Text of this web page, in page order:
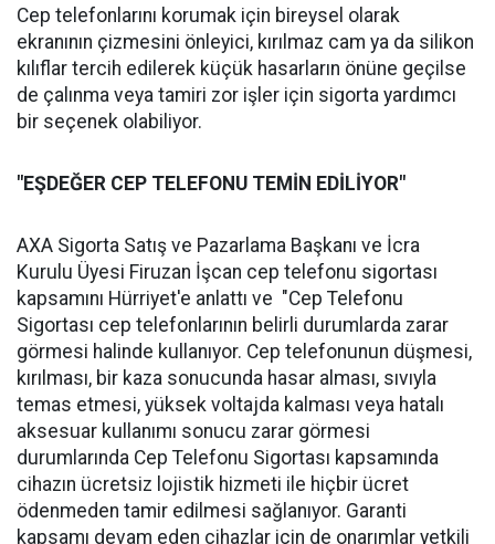
Cep telefonlarını korumak için bireysel olarak
ekranının çizmesini önleyici, kırılmaz cam ya da silikon
kılıflar tercih edilerek küçük hasarların önüne geçilse
de çalınma veya tamiri zor işler için sigorta yardımcı
bir seçenek olabiliyor.
"EŞDEĞER CEP TELEFONU TEMİN EDİLİYOR"
AXA Sigorta Satış ve Pazarlama Başkanı ve İcra
Kurulu Üyesi Firuzan İşcan cep telefonu sigortası
kapsamını Hürriyet'e anlattı ve "Cep Telefonu
Sigortası cep telefonlarının belirli durumlarda zarar
görmesi halinde kullanıyor. Cep telefonunun düşmesi,
kırılması, bir kaza sonucunda hasar alması, sıvıyla
temas etmesi, yüksek voltajda kalması veya hatalı
aksesuar kullanımı sonucu zarar görmesi
durumlarında Cep Telefonu Sigortası kapsamında
cihazın ücretsiz lojistik hizmeti ile hiçbir ücret
ödenmeden tamir edilmesi sağlanıyor. Garanti
kapsamı devam eden cihazlar için de onarımlar yetkili